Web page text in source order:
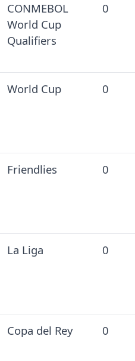
CONMEBOL
World Cup
Qualifiers
0
World Cup 0
Friendlies 0
La Liga 0
Copa del Rey 0